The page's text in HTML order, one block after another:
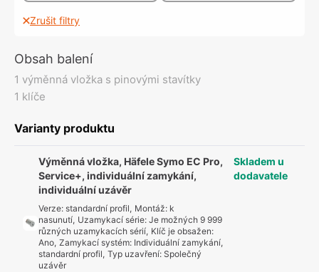
Zrušit filtry
Obsah balení
1 výměnná vložka s pinovými stavítky
1 klíče
Varianty produktu
Výměnná vložka, Häfele Symo EC Pro,
Service+, individuální zamykání,
individuální uzávěr
Verze: standardní profil, Montáž: k
nasunutí, Uzamykací série: Je možných 9 999
různých uzamykacích sérií, Klíč je obsažen:
Ano, Zamykací systém: Individuální zamykání,
standardní profil, Typ uzavření: Společný
uzávěr
Skladem u
dodavatele